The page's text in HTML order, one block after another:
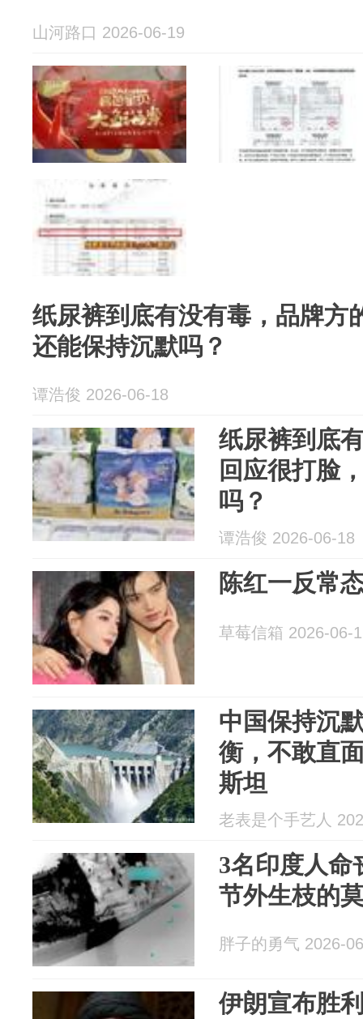
山河路口 2026-06-19
纸尿裤到底有没有毒，品牌方
还能保持沉默吗？
谭浩俊 2026-06-18
纸尿裤到底
回应很打脸
吗？
谭浩俊 2026-06-18
陈红一反常
草莓信箱 2026-06-
中国保持沉
衡，不敢直
斯坦
老表是个手艺人
3名印度人命
节外生枝的
胖子的勇气 2026-
伊朗宣布胜